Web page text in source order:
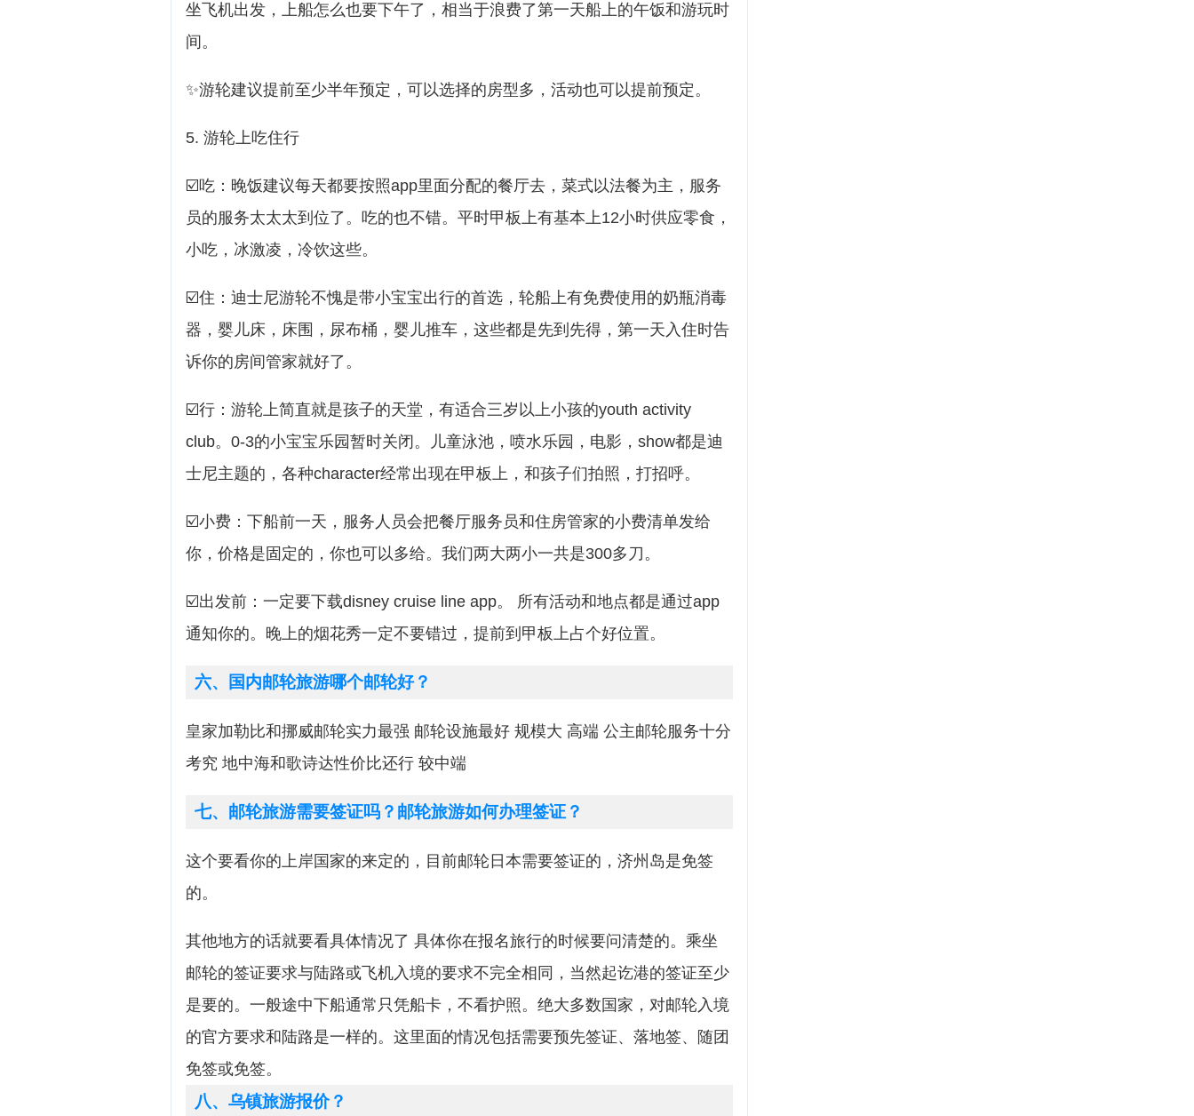
坐飞机出发，上船怎么也要下午了，相当于浪费了第一天船上的午饭和游玩时
间。
✨游轮建议提前至少半年预定，可以选择的房型多，活动也可以提前预定。
5. 游轮上吃住行
☑️吃：晚饭建议每天都要按照app里面分配的餐厅去，菜式以法餐为主，服务
员的服务太太太到位了。吃的也不错。平时甲板上有基本上12小时供应零食，
小吃，冰激凌，冷饮这些。
☑️住：迪士尼游轮不愧是带小宝宝出行的首选，轮船上有免费使用的奶瓶消毒
器，婴儿床，床围，尿布桶，婴儿推车，这些都是先到先得，第一天入住时告
诉你的房间管家就好了。
☑️行：游轮上简直就是孩子的天堂，有适合三岁以上小孩的youth activity
club。0-3的小宝宝乐园暂时关闭。儿童泳池，喷水乐园，电影，show都是迪
士尼主题的，各种character经常出现在甲板上，和孩子们拍照，打招呼。
☑️小费：下船前一天，服务人员会把餐厅服务员和住房管家的小费清单发给
你，价格是固定的，你也可以多给。我们两大两小一共是300多刀。
☑️出发前：一定要下载disney cruise line app。 所有活动和地点都是通过app
通知你的。晚上的烟花秀一定不要错过，提前到甲板上占个好位置。
六、国内邮轮旅游哪个邮轮好？
皇家加勒比和挪威邮轮实力最强 邮轮设施最好 规模大 高端 公主邮轮服务十分
考究 地中海和歌诗达性价比还行 较中端
七、邮轮旅游需要签证吗？邮轮旅游如何办理签证？
这个要看你的上岸国家的来定的，目前邮轮日本需要签证的，济州岛是免签
的。
其他地方的话就要看具体情况了 具体你在报名旅行的时候要问清楚的。乘坐
邮轮的签证要求与陆路或飞机入境的要求不完全相同，当然起讫港的签证至少
是要的。一般途中下船通常只凭船卡，不看护照。绝大多数国家，对邮轮入境
的官方要求和陆路是一样的。这里面的情况包括需要预先签证、落地签、随团
免签或免签。
八、乌镇旅游报价？